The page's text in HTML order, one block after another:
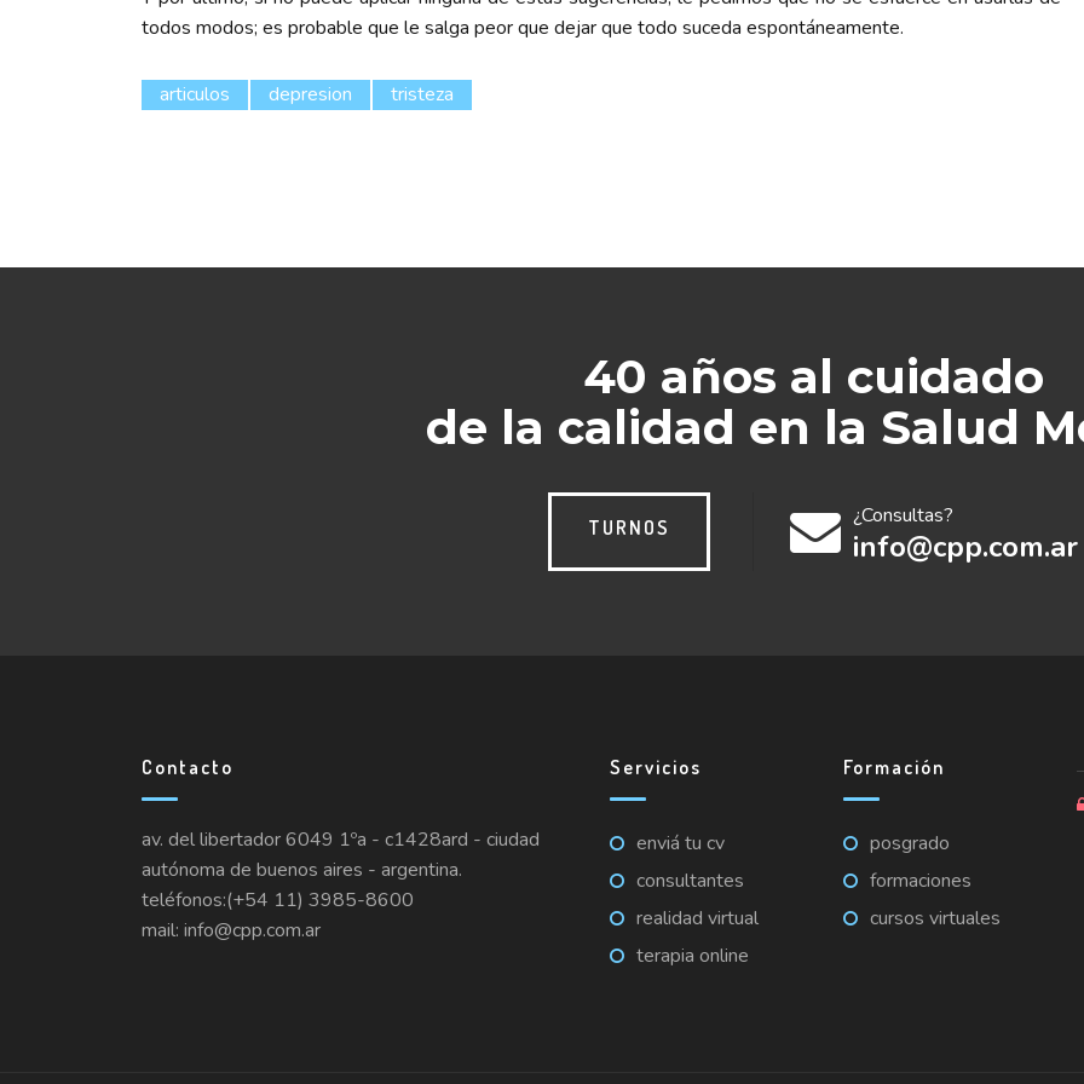
todos modos; es probable que le salga peor que dejar que todo suceda espontáneamente.
articulos depresion tristeza
40 años al cuidado
de la calidad en la Salud
TURNOS ¿Consultas?
info@cpp.com.ar
Contacto
av. del libertador 6049 1ºa - c1428ard - ciudad
autónoma de buenos aires - argentina.
teléfonos:(+54 11) 3985-8600
mail: info@cpp.com.ar
Servicios
enviá tu cv
consultantes
realidad virtual
terapia online
Formación
posgrado
formaciones
cursos virtuales